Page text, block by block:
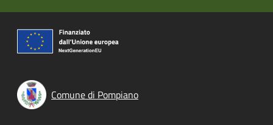
Comune di Pompiano